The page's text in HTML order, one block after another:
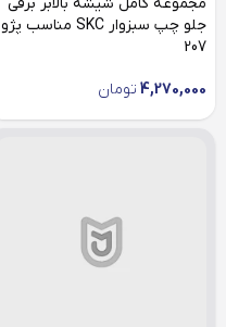
جلو چپ سبزوار SKC مناسب پژو
207
4,270,000 تومان